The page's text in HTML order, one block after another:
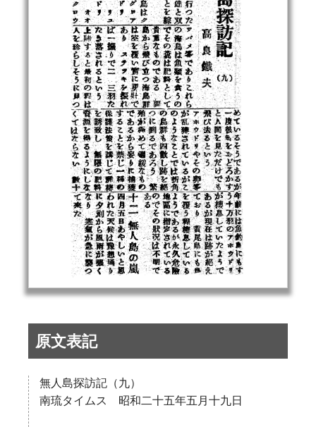
原文表記
無人島探訪記（九）
南琉タイムス 昭和二十五年五月十九日